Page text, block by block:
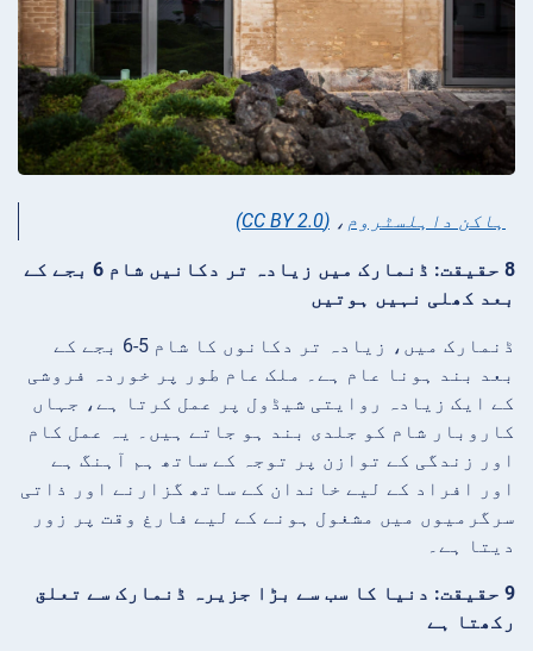
ہاکن داہلسٹروم ، (CC BY 2.0)
8 حقیقت: ڈنمارک میں زیادہ تر دکانیں شام 6 بجے کے
بعد کھلی نہیں ہوتیں
ڈنمارک میں، زیادہ تر دکانوں کا شام 5-6 بجے کے
بعد بند ہونا عام ہے۔ ملک عام طور پر خوردہ فروشی
کے ایک زیادہ روایتی شیڈول پر عمل کرتا ہے، جہاں
کاروبار شام کو جلدی بند ہو جاتے ہیں۔ یہ عمل کام
اور زندگی کے توازن پر توجہ کے ساتھ ہم آہنگ ہے
اور افراد کے لیے خاندان کے ساتھ گزارنے اور ذاتی
سرگرمیوں میں مشغول ہونے کے لیے فارغ وقت پر زور
دیتا ہے۔
9 حقیقت: دنیا کا سب سے بڑا جزیرہ ڈنمارک سے تعلق
رکھتا ہے